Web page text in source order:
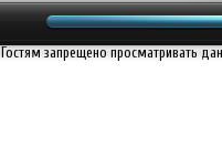
Гостям запрещено просматривать